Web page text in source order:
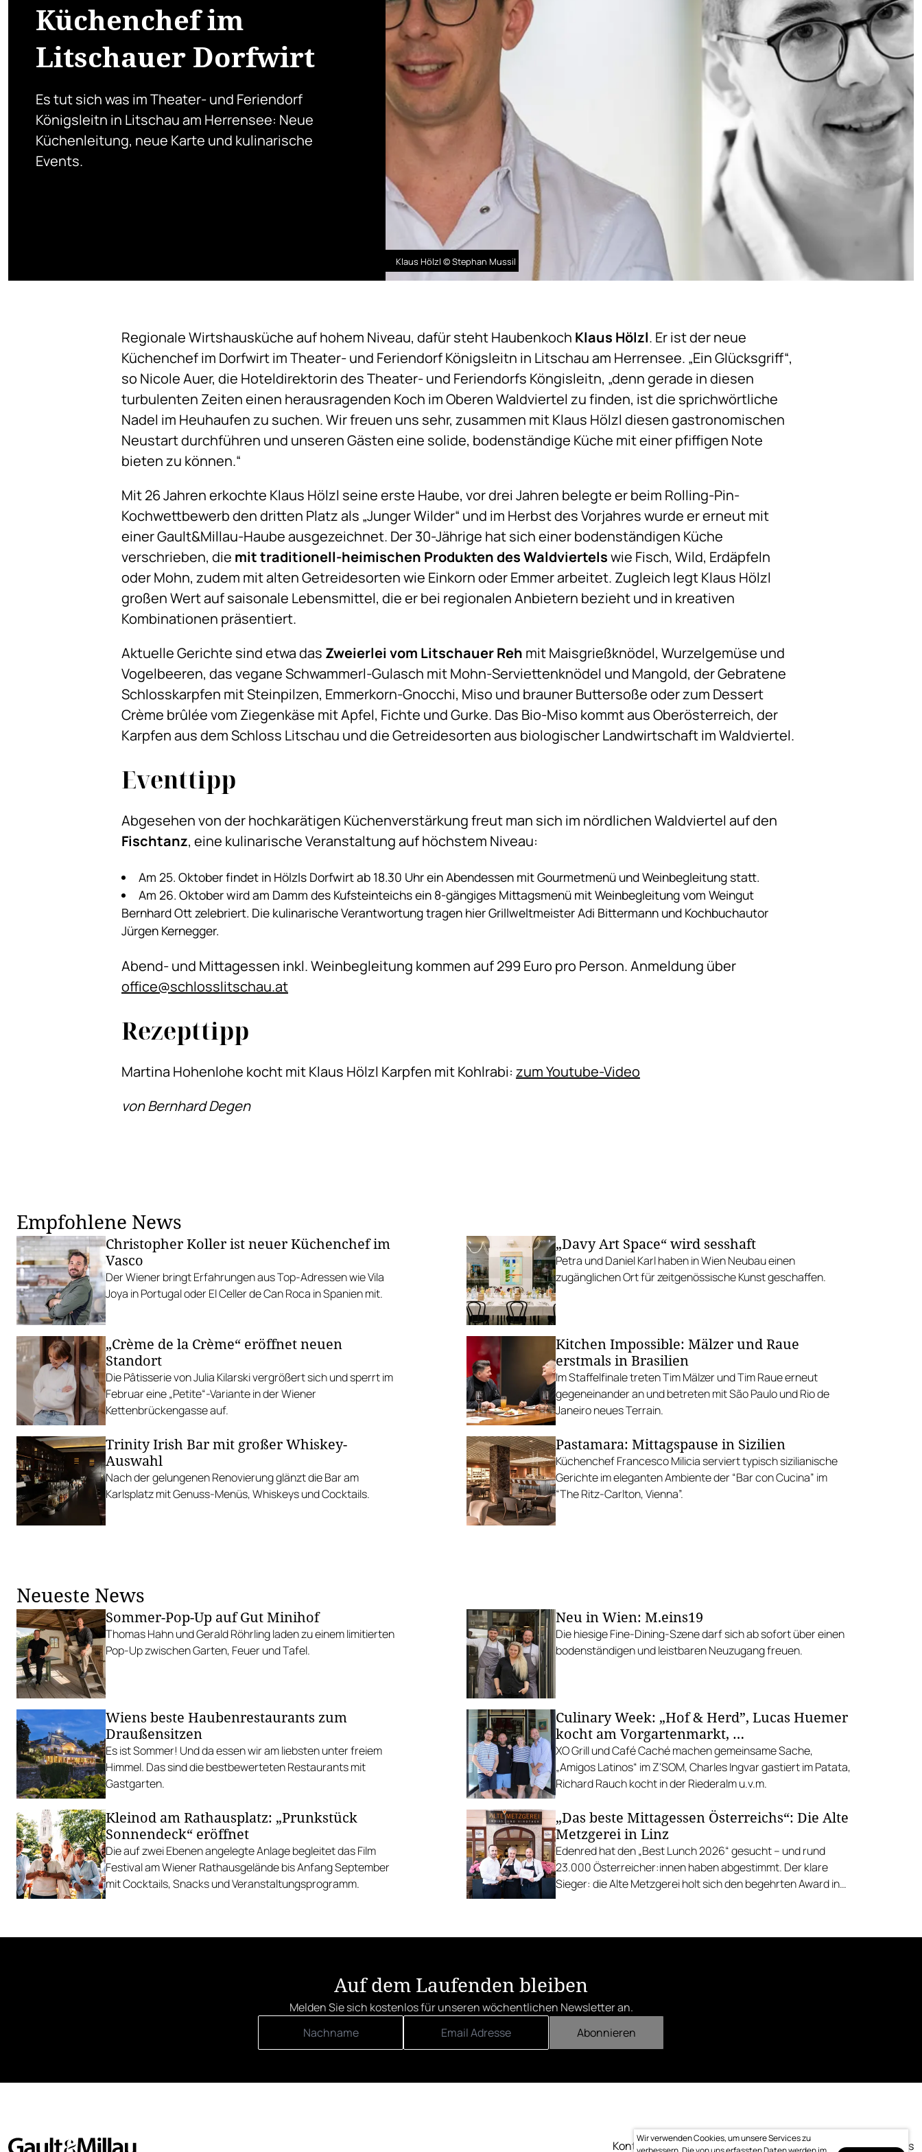
Küchenchef im
Litschauer Dorfwirt
Es tut sich was im Theater- und Feriendorf
Königsleitn in Litschau am Herrensee: Neue
Küchenleitung, neue Karte und kulinarische
Events.
Klaus Hölzl © Stephan Mussil
Regionale Wirtshausküche auf hohem Niveau, dafür steht Haubenkoch Klaus Hölzl. Er ist der neue
Küchenchef im Dorfwirt im Theater- und Feriendorf Königsleitn in Litschau am Herrensee. „Ein Glücksgriff“,
so Nicole Auer, die Hoteldirektorin des Theater- und Feriendorfs Köngisleitn, „denn gerade in diesen
turbulenten Zeiten einen herausragenden Koch im Oberen Waldviertel zu finden, ist die sprichwörtliche
Nadel im Heuhaufen zu suchen. Wir freuen uns sehr, zusammen mit Klaus Hölzl diesen gastronomischen
Neustart durchführen und unseren Gästen eine solide, bodenständige Küche mit einer pfiffigen Note
bieten zu können.“
Mit 26 Jahren erkochte Klaus Hölzl seine erste Haube, vor drei Jahren belegte er beim Rolling-Pin-
Kochwettbewerb den dritten Platz als „Junger Wilder“ und im Herbst des Vorjahres wurde er erneut mit
einer Gault&Millau-Haube ausgezeichnet. Der 30-Jährige hat sich einer bodenständigen Küche
verschrieben, die mit traditionell-heimischen Produkten des Waldviertelswie Fisch, Wild, Erdäpfeln
oder Mohn, zudem mit alten Getreidesorten wie Einkorn oder Emmer arbeitet. Zugleich legt Klaus Hölzl
großen Wert auf saisonale Lebensmittel, die er bei regionalen Anbietern bezieht und in kreativen
Kombinationen präsentiert.
Aktuelle Gerichte sind etwa das Zweierlei vom Litschauer Reh mit Maisgrießknödel, Wurzelgemüse und
Vogelbeeren, das vegane Schwammerl-Gulasch mit Mohn-Serviettenknödel und Mangold, der Gebratene
Schlosskarpfen mit Steinpilzen, Emmerkorn-Gnocchi, Miso und brauner Buttersoße oder zum Dessert
Crème brûlée vom Ziegenkäse mit Apfel, Fichte und Gurke. Das Bio-Miso kommt aus Oberösterreich, der
Karpfen aus dem Schloss Litschau und die Getreidesorten aus biologischer Landwirtschaft im Waldviertel.
Eventtipp
Abgesehen von der hochkarätigen Küchenverstärkung freut man sich im nördlichen Waldviertel auf den
Fischtanz, eine kulinarische Veranstaltung auf höchstem Niveau:
Am 25. Oktober findet in Hölzls Dorfwirt ab 18.30 Uhr ein Abendessen mit Gourmetmenü und Weinbegleitung statt.
Am 26. Oktober wird am Damm des Kufsteinteichs ein 8-gängiges Mittagsmenü mit Weinbegleitung vom Weingut
Bernhard Ott zelebriert. Die kulinarische Verantwortung tragen hier Grillweltmeister Adi Bittermann und Kochbuchautor
Jürgen Kernegger.
Abend- und Mittagessen inkl. Weinbegleitung kommen auf 299 Euro pro Person. Anmeldung über
office@schlosslitschau.at
Rezepttipp
Martina Hohenlohe kocht mit Klaus Hölzl Karpfen mit Kohlrabi: zum Youtube-Video
von Bernhard Degen
Empfohlene News
Christopher Koller ist neuer Küchenchef im
Vasco
Der Wiener bringt Erfahrungen aus Top-Adressen wie Vila
Joya in Portugal oder El Celler de Can Roca in Spanien mit.
„Davy Art Space“ wird sesshaft
Petra und Daniel Karl haben in Wien Neubau einen
zugänglichen Ort für zeitgenössische Kunst geschaffen.
„Crème de la Crème“ eröffnet neuen
Standort
Die Pâtisserie von Julia Kilarski vergrößert sich und sperrt im
Februar eine „Petite“-Variante in der Wiener
Kettenbrückengasse auf.
Kitchen Impossible: Mälzer und Raue
erstmals in Brasilien
Im Staffelfinale treten Tim Mälzer und Tim Raue erneut
gegeneinander an und betreten mit São Paulo und Rio de
Janeiro neues Terrain.
Trinity Irish Bar mit großer Whiskey-
Auswahl
Nach der gelungenen Renovierung glänzt die Bar am
Karlsplatz mit Genuss-Menüs, Whiskeys und Cocktails.
Pastamara: Mittagspause in Sizilien
Küchenchef Francesco Milicia serviert typisch sizilianische
Gerichte im eleganten Ambiente der “Bar con Cucina” im
“The Ritz-Carlton, Vienna”.
Neueste News
Sommer-Pop-Up auf Gut Minihof
Thomas Hahn und Gerald Röhrling laden zu einem limitierten
Pop-Up zwischen Garten, Feuer und Tafel.
Neu in Wien: M.eins19
Die hiesige Fine-Dining-Szene darf sich ab sofort über einen
bodenständigen und leistbaren Neuzugang freuen.
Wiens beste Haubenrestaurants zum
Draußensitzen
Es ist Sommer! Und da essen wir am liebsten unter freiem
Himmel. Das sind die bestbewerteten Restaurants mit
Gastgarten.
Culinary Week: „Hof & Herd”, Lucas Huemer
kocht am Vorgartenmarkt, …
XO Grill und Café Caché machen gemeinsame Sache,
„Amigos Latinos“ im Z'SOM, Charles Ingvar gastiert im Patata,
Richard Rauch kocht in der Riederalm u.v.m.
Kleinod am Rathausplatz: „Prunkstück
Sonnendeck“ eröffnet
Die auf zwei Ebenen angelegte Anlage begleitet das Film
Festival am Wiener Rathausgelände bis Anfang September
mit Cocktails, Snacks und Veranstaltungsprogramm.
„Das beste Mittagessen Österreichs“: Die Alte
Metzgerei in Linz
Edenred hat den „Best Lunch 2026“ gesucht – und rund
23.000 Österreicher:innen haben abgestimmt. Der klare
Sieger: die Alte Metzgerei holt sich den begehrten Award in
Auf dem Laufenden bleiben
Melden Sie sich kostenlos für unseren wöchentlichen Newsletter an.
Abonnieren
KontaktImpressumDatenschutzBewertung Logo-Downloads
Wir verwenden Cookies, um unsere Services zu